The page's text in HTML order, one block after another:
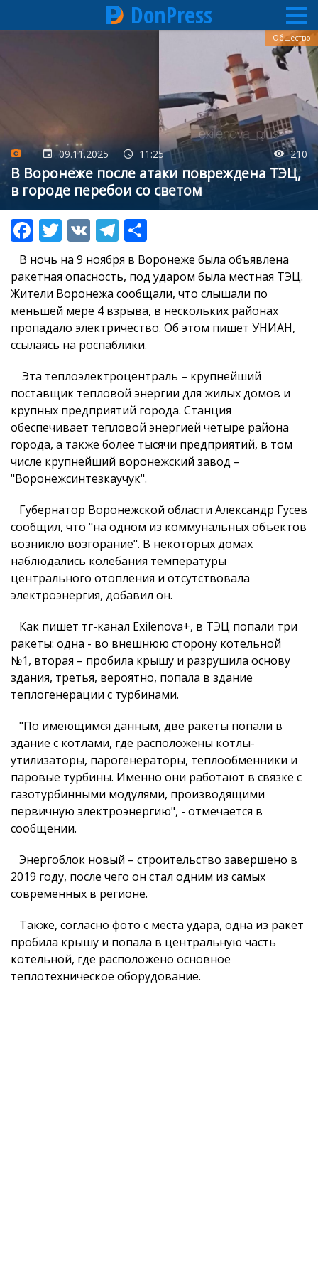
DonPress
09.11.2025 11:25 210
В Воронеже после атаки повреждена ТЭЦ,
в городе перебои со светом
Общество
В ночь на 9 ноября в Воронеже была объявлена
ракетная опасность, под ударом была местная ТЭЦ.
Жители Воронежа сообщали, что слышали по
меньшей мере 4 взрыва, в нескольких районах
пропадало электричество. Об этом пишет УНИАН,
ссылаясь на роспаблики.
Эта теплоэлектроцентраль – крупнейший
поставщик тепловой энергии для жилых домов и
крупных предприятий города. Станция
обеспечивает тепловой энергией четыре района
города, а также более тысячи предприятий, в том
числе крупнейший воронежский завод –
"Воронежсинтезкаучук".
Губернатор Воронежской области Александр Гусев
сообщил, что "на одном из коммунальных объектов
возникло возгорание". В некоторых домах
наблюдались колебания температуры
центрального отопления и отсутствовала
электроэнергия, добавил он.
Как пишет тг-канал Exilenova+, в ТЭЦ попали три
ракеты: одна - во внешнюю сторону котельной
№1, вторая – пробила крышу и разрушила основу
здания, третья, вероятно, попала в здание
теплогенерации с турбинами.
"По имеющимся данным, две ракеты попали в
здание с котлами, где расположены котлы-
утилизаторы, парогенераторы, теплообменники и
паровые турбины. Именно они работают в связке с
газотурбинными модулями, производящими
первичную электроэнергию", - отмечается в
сообщении.
Энергоблок новый – строительство завершено в
2019 году, после чего он стал одним из самых
современных в регионе.
Также, согласно фото с места удара, одна из ракет
пробила крышу и попала в центральную часть
котельной, где расположено основное
теплотехническое оборудование.